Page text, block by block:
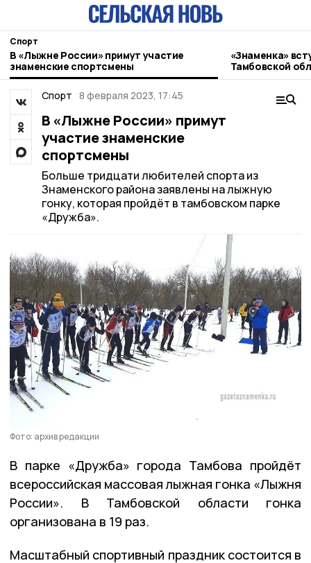
Спорт
В «Лыжне России» примут участие
знаменские спортсмены
«Знаменка»
Тамбовской
Спорт 8 февраля 2023, 17:45
В «Лыжне России» примут
участие знаменские
спортсмены
Больше тридцати любителей спорта из
Знаменского района заявлены на лыжную
гонку, которая пройдёт в тамбовском парке
«Дружба».
Фото: архив редакции
В парке «Дружба» города Тамбова пройдёт
всероссийская массовая лыжная гонка «Лыжня
России». В Тамбовской области гонка
организована в 19 раз.
Масштабный спортивный праздник состоится в